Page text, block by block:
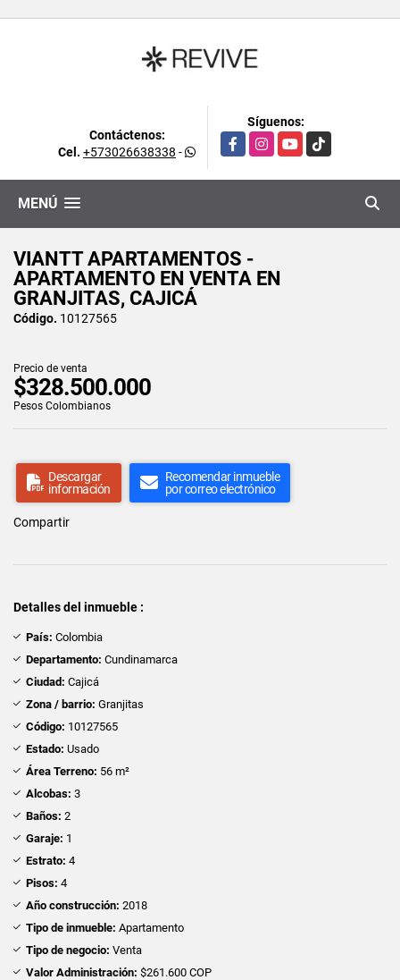
Contáctenos:
Cel. +573026638338 -
Síguenos:
FacebookInstagramYouTubeTikTok
MENÚ
VIANTT APARTAMENTOS -
APARTAMENTO EN VENTA EN
GRANJITAS, CAJICÁ
Código. 10127565
Precio de venta
$328.500.000
Pesos Colombianos
Descargar
información
Recomendar inmueble
por correo electrónico
Compartir
Detalles del inmueble :
País: Colombia
Departamento: Cundinamarca
Ciudad: Cajicá
Zona / barrio: Granjitas
Código: 10127565
Estado: Usado
Área Terreno: 56 m²
Alcobas: 3
Baños: 2
Garaje: 1
Estrato: 4
Pisos: 4
Año construcción: 2018
Tipo de inmueble: Apartamento
Tipo de negocio: Venta
Valor Administración: $261.600 COP